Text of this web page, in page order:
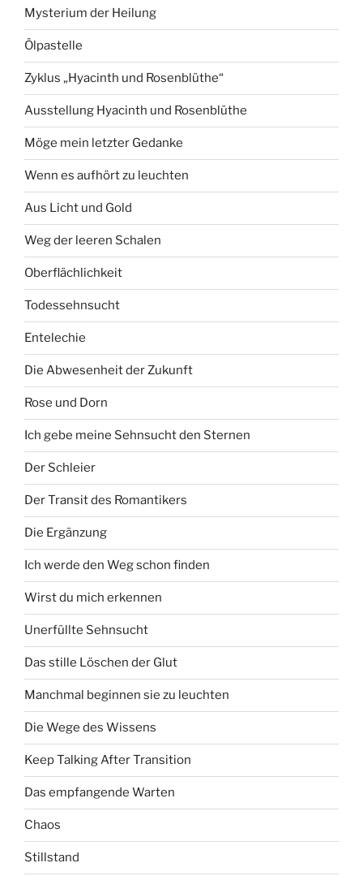
Mysterium der Heilung
Ölpastelle
Zyklus „Hyacinth und Rosenblüthe“
Ausstellung Hyacinth und Rosenblüthe
Möge mein letzter Gedanke
Wenn es aufhört zu leuchten
Aus Licht und Gold
Weg der leeren Schalen
Oberflächlichkeit
Todessehnsucht
Entelechie
Die Abwesenheit der Zukunft
Rose und Dorn
Ich gebe meine Sehnsucht den Sternen
Der Schleier
Der Transit des Romantikers
Die Ergänzung
Ich werde den Weg schon finden
Wirst du mich erkennen
Unerfüllte Sehnsucht
Das stille Löschen der Glut
Manchmal beginnen sie zu leuchten
Die Wege des Wissens
Keep Talking After Transition
Das empfangende Warten
Chaos
Stillstand